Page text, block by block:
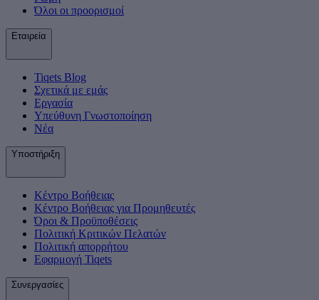
Όλοι οι προορισμοί
Εταιρεία
Tiqets Βlog
Σχετικά με εμάς
Εργασία
Υπεύθυνη Γνωστοποίηση
Νέα
Υποστήριξη
Κέντρο Βοήθειας
Κέντρο Βοήθειας για Προμηθευτές
Όροι & Προϋποθέσεις
Πολιτική Κριτικών Πελατών
Πολιτική απορρήτου
Εφαρμογή Tiqets
Συνεργασίες